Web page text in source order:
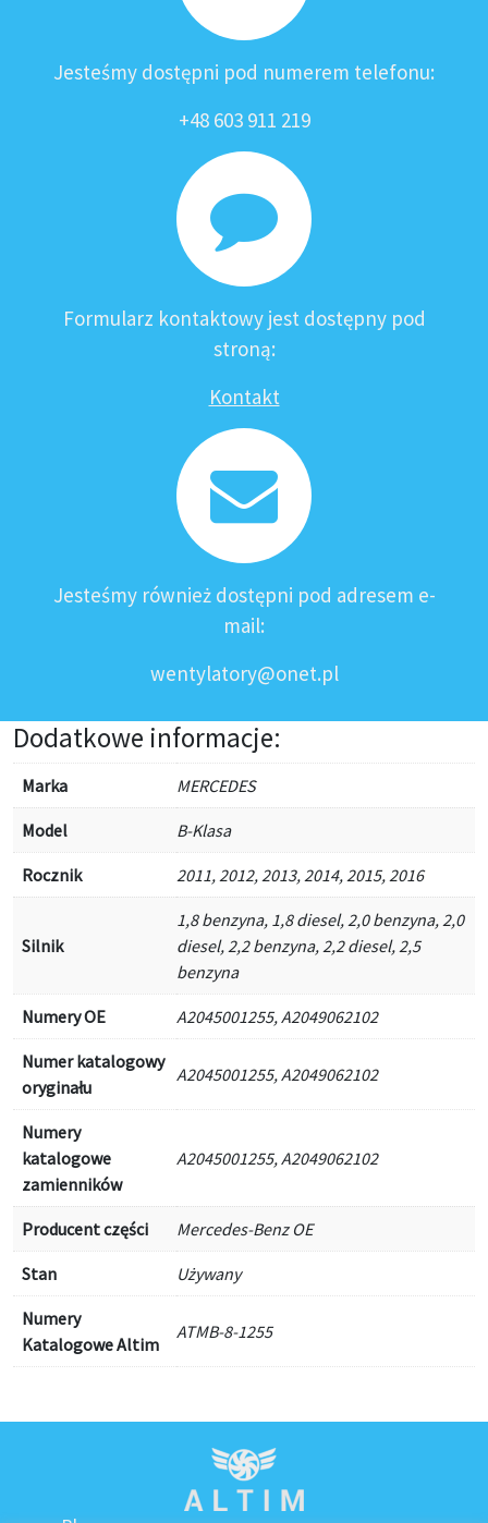
Jesteśmy dostępni pod numerem telefonu:
+48 603 911 219
Formularz kontaktowy jest dostępny pod
stroną:
Kontakt
Jesteśmy również dostępni pod adresem e-
mail:
wentylatory@onet.pl
Dodatkowe informacje:
Marka MERCEDES
Model B-Klasa
Rocznik 2011, 2012, 2013, 2014, 2015, 2016
Silnik
1,8 benzyna, 1,8 diesel, 2,0 benzyna, 2,0
diesel, 2,2 benzyna, 2,2 diesel, 2,5
benzyna
Numery OE A2045001255, A2049062102
Numer katalogowy
oryginału
A2045001255, A2049062102
Numery
katalogowe
zamienników
A2045001255, A2049062102
Producent części Mercedes-Benz OE
Stan Używany
Numery
Katalogowe Altim
ATMB-8-1255